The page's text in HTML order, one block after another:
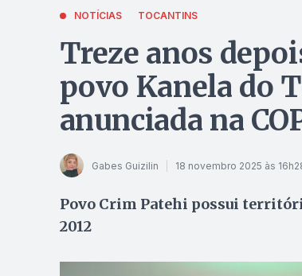
NOTÍCIAS TOCANTINS
Treze anos
povo Kanela do
anunciada na
Gabes Guizilin 18 novembro 2025 às
Povo Crim Patehi possui
2012